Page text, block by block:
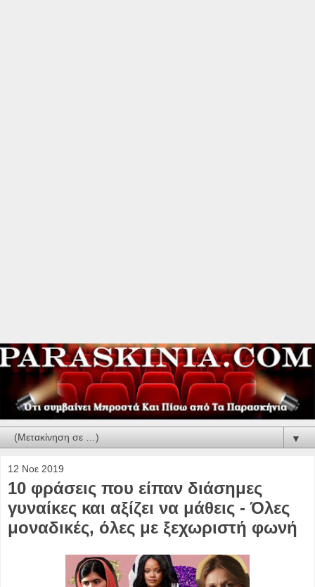
▼
12 Νοε 2019
10 φράσεις που είπαν διάσημες
γυναίκες και αξίζει να μάθεις - Όλες
μοναδικές, όλες με ξεχωριστή φωνή